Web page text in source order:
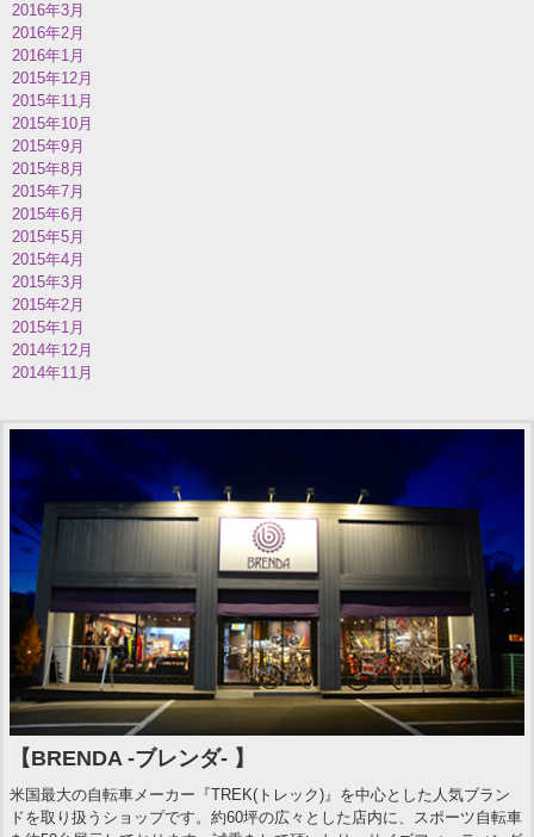
2016年3月
2016年2月
2016年1月
2015年12月
2015年11月
2015年10月
2015年9月
2015年8月
2015年7月
2015年6月
2015年5月
2015年4月
2015年3月
2015年2月
2015年1月
2014年12月
2014年11月
【BRENDA -ブレンダ- 】
米国最大の自転車メーカー『TREK(トレック)』を中心とした人気ブラン
ドを取り扱うショップです。約60坪の広々とした店内に、スポーツ自転車